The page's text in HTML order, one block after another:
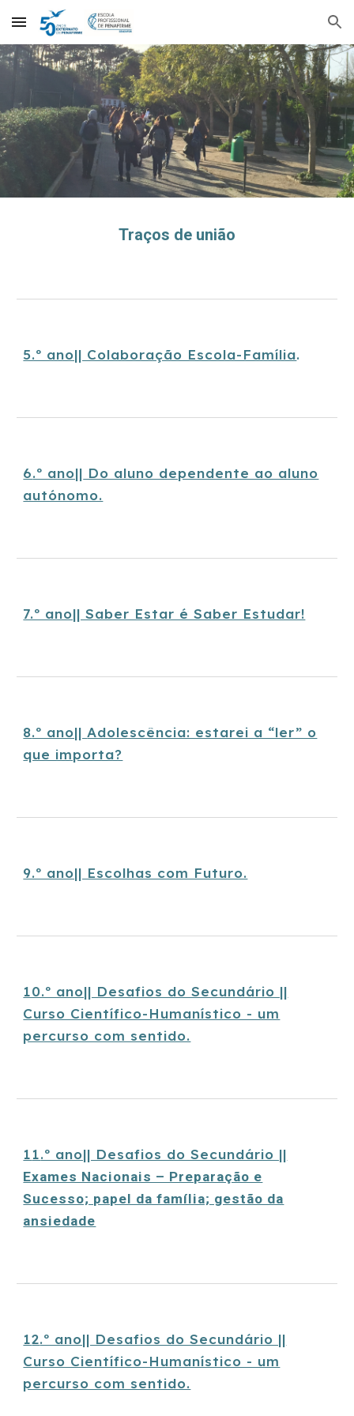
Skip to main content Skip to navigation
Traços de união
5.º ano|| Colaboração Escola-Família.
6.º ano|| Do aluno dependente ao aluno
autónomo.
7.º ano|| Saber Estar é Saber Estudar!
8.º ano||Adolescência: estarei a “ler” o
que importa?
9.º ano|| Escolhas com Futuro.
10.º ano|| Desafios do Secundário ||
Curso Científico-Humanístico - um
percurso com sentido.
11.º ano|| Desafios do Secundário ||
Exames Nacionais – Preparação e
Sucesso; papel da família; gestão da
ansiedade
12.º ano|| Desafios do Secundário ||
Curso Científico-Humanístico - um
percurso com sentido.